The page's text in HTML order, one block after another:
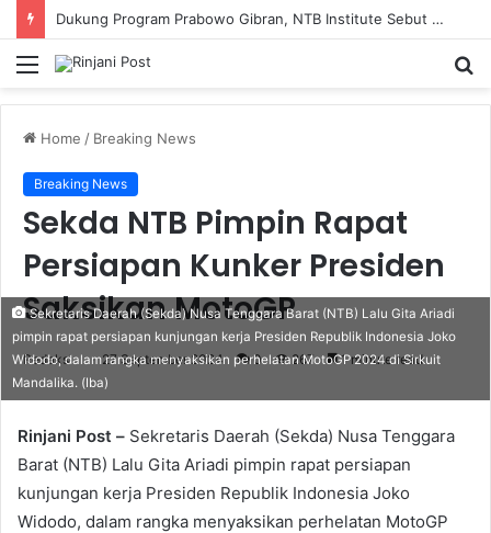
Dukung Program Prabowo Gibran, NTB Institute Sebut MBG dan Kopdes Solusi Percepatan Pembangunan Daerah 3T
Menu
Home / Breaking News
Breaking News
Sekda NTB Pimpin Rapat
Persiapan Kunker Presiden
Saksikan MotoGP
Redaksi 27 September 2024 0 267 1 minute read
Sekretaris Daerah (Sekda) Nusa Tenggara Barat (NTB) Lalu Gita Ariadi
pimpin rapat persiapan kunjungan kerja Presiden Republik Indonesia Joko
Widodo, dalam rangka menyaksikan perhelatan MotoGP 2024 di Sirkuit
Mandalika. (Iba)
Rinjani Post – Sekretaris Daerah (Sekda) Nusa Tenggara
Barat (NTB) Lalu Gita Ariadi pimpin rapat persiapan
kunjungan kerja Presiden Republik Indonesia Joko
Widodo, dalam rangka menyaksikan perhelatan MotoGP